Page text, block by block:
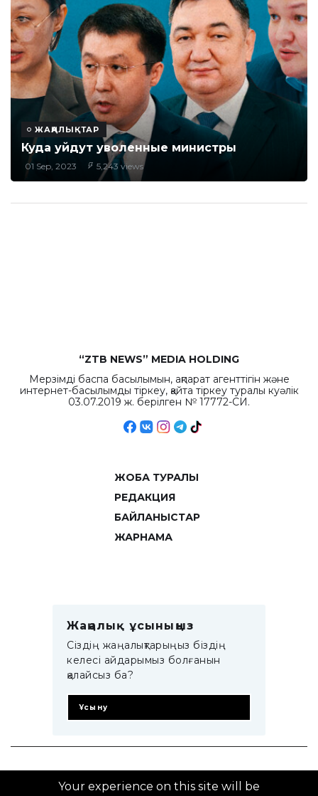
ЖАҢАЛЫҚТАР
Куда уйдут уволенные министры
01 Sep, 2023 5,243 views
“ZTB NEWS” MEDIA HOLDING
Мерзімді баспа басылымын, ақпарат агенттігін және
интернет-басылымды тіркеу, қайта тіркеу туралы куәлік
03.07.2019 ж. берілген № 17772-СИ.
ЖОБА ТУРАЛЫ
РЕДАКЦИЯ
БАЙЛАНЫСТАР
ЖАРНАМА
Жаңалық ұсыныңыз
Сіздің жаңалықтарыңыз біздің
келесі айдарымыз болғанын
қалайсыз ба?
Ұсыну
© 2014–2025 ZTB.KZ
Your experience on this site will be